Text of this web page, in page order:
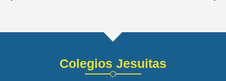
Colegios Jesuitas